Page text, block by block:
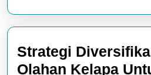
Strategi
Olahan Kelapa